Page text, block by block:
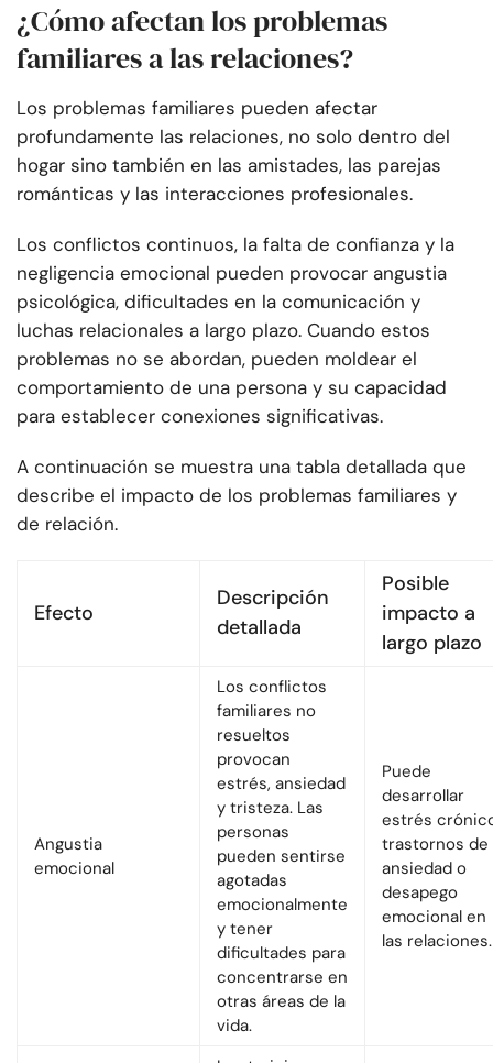
¿Cómo afectan los problemas
familiares a las relaciones?
Los problemas familiares pueden afectar
profundamente las relaciones, no solo dentro del
hogar sino también en las amistades, las parejas
románticas y las interacciones profesionales.
Los conflictos continuos, la falta de confianza y la
negligencia emocional pueden provocar angustia
psicológica, dificultades en la comunicación y
luchas relacionales a largo plazo. Cuando estos
problemas no se abordan, pueden moldear el
comportamiento de una persona y su capacidad
para establecer conexiones significativas.
A continuación se muestra una tabla detallada que
describe el impacto de los problemas familiares y
de relación.
Efecto
Descripción
detallada
Posible
impacto a
largo plazo
Angustia
emocional
Los conflictos
familiares no
resueltos
provocan
estrés, ansiedad
y tristeza. Las
personas
pueden sentirse
agotadas
emocionalmente
y tener
dificultades para
concentrarse en
otras áreas de la
vida.
Puede
desarrollar
estrés
trastornos de
ansiedad o
desapego
emocional en
las relaciones.